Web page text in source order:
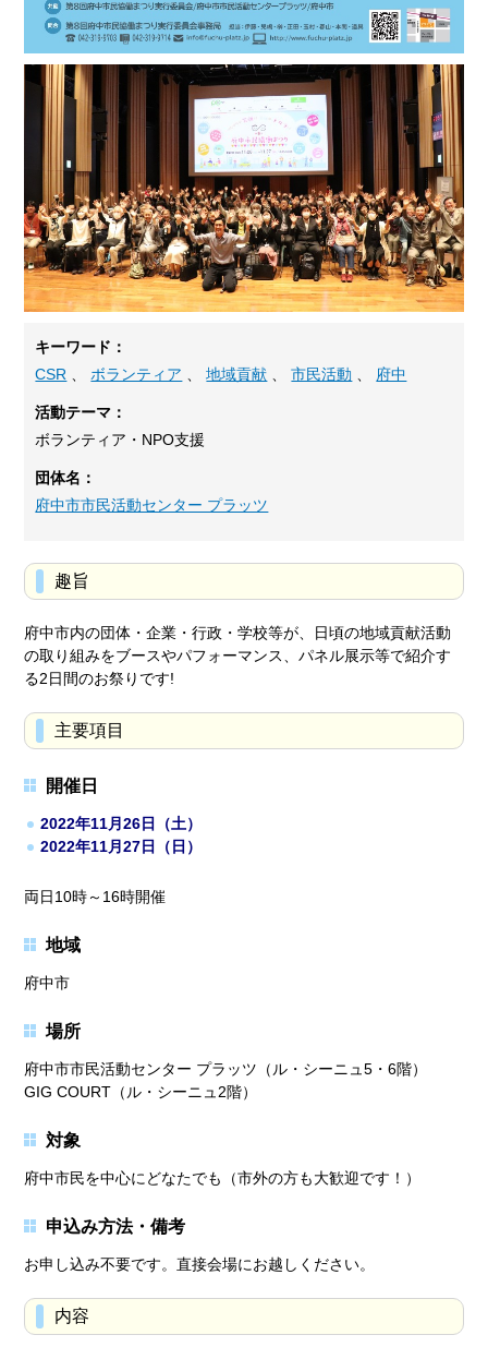
キーワード：
CSR 、ボランティア 、地域貢献 、市民活動 、 府中
活動テーマ：
ボランティア・NPO支援
団体名：
府中市市民活動センター プラッツ
趣旨
府中市内の団体・企業・行政・学校等が、日頃の地域貢献活動
の取り組みをブースやパフォーマンス、パネル展示等で紹介す
る2日間のお祭りです!
主要項目
開催日
2022年11月26日（土）
2022年11月27日（日）
両日10時～16時開催
地域
府中市
場所
府中市市民活動センター プラッツ（ル・シーニュ5・6階）
GIG COURT（ル・シーニュ2階）
対象
府中市民を中心にどなたでも（市外の方も大歓迎です！）
申込み方法・備考
お申し込み不要です。直接会場にお越しください。
内容